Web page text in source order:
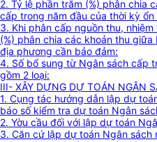
2. Tỷ lệ phần trăm (%) phân chia
cấp trong năm đầu của thời kỳ ổn
3. Khi phân cấp nguồn thu,
(%) phân chia các khoản thu
địa phương cần bảo đảm:
4. Số bổ sung từ Ngân sách cấp
gồm 2 loại:
III- XÂY DỰNG DỰ TOÁN NGÂN
1. Cụng tác hướng dẫn lập dự
báo số kiểm tra dự toán Ngân
2. Yờu cầu đối với lập dự toán
3. Căn cứ lập dự toán Ngân sách